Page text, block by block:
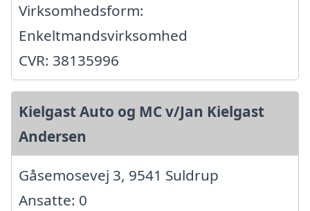
Virksomhedsform:
Enkeltmandsvirksomhed
CVR: 38135996
Kielgast Auto og MC v/Jan Kielgast
Andersen
Gåsemosevej 3, 9541 Suldrup
Ansatte: 0